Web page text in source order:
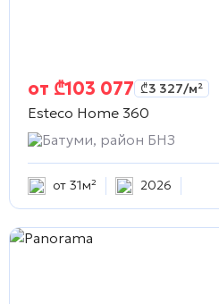
от ₾103 077 ₾3 327/м²
Esteco Home 360
Батуми, район БНЗ
от 31м² 2026